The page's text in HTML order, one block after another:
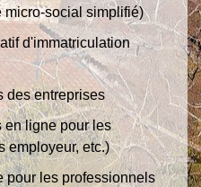
micro-social simplifié)
d'immatriculation
des entreprises
en ligne pour les
employeur, etc.)
pour les professionnels